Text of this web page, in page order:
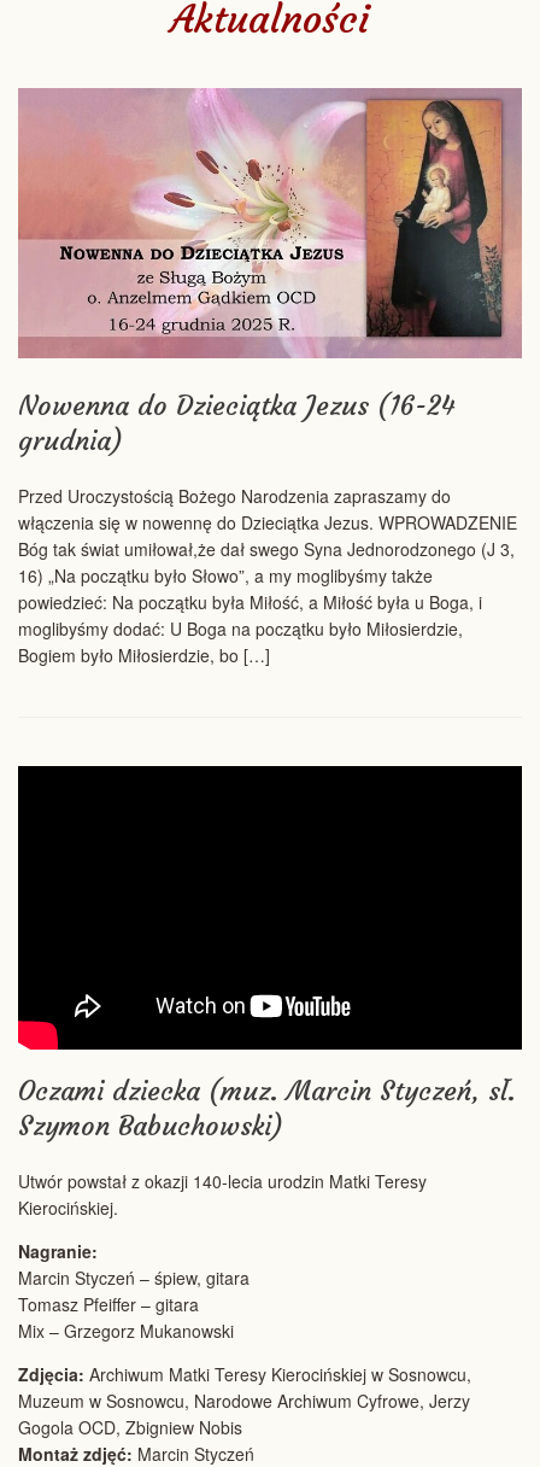
Aktualności
Nowenna do Dzieciątka Jezus (16-24
grudnia)
Przed Uroczystością Bożego Narodzenia zapraszamy do
włączenia się w nowennę do Dzieciątka Jezus. WPROWADZENIE
Bóg tak świat umiłował,że dał swego Syna Jednorodzonego (J 3,
16) „Na początku było Słowo”, a my moglibyśmy także
powiedzieć: Na początku była Miłość, a Miłość była u Boga, i
moglibyśmy dodać: U Boga na początku było Miłosierdzie,
Bogiem było Miłosierdzie, bo […]
Oczami dziecka (muz. Marcin Styczeń, sł.
Szymon Babuchowski)
Utwór powstał z okazji 140-lecia urodzin Matki Teresy
Kierocińskiej.
Nagranie:
Marcin Styczeń – śpiew, gitara
Tomasz Pfeiffer – gitara
Mix – Grzegorz Mukanowski
Zdjęcia: Archiwum Matki Teresy Kierocińskiej w Sosnowcu,
Muzeum w Sosnowcu, Narodowe Archiwum Cyfrowe, Jerzy
Gogola OCD, Zbigniew Nobis
Montaż zdjęć: Marcin Styczeń